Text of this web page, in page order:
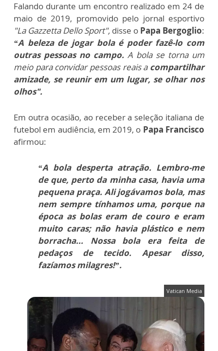
Falando durante um encontro realizado em 24 de
maio de 2019, promovido pelo jornal esportivo
"La Gazzetta Dello Sport", disse o Papa Bergoglio:
“A beleza de jogar bola é poder fazê-lo com
outras pessoas no campo. A bola se torna um
meio para convidar pessoas reais acompartilhar
amizade, se reunir em um lugar, se olhar nos
olhos".
Em outra ocasião, ao receber a seleção italiana de
futebol em audiência, em 2019, o Papa Francisco
afirmou:
“A bola desperta atração. Lembro-me
de que, perto da minha casa, havia uma
pequena praça. Ali jogávamos bola, mas
nem sempre tínhamos uma, porque na
época as bolas eram de couro e eram
muito caras; não havia plástico e nem
borracha... Nossa bola era feita de
pedaços de tecido. Apesar disso,
fazíamos milagres!”.
Vatican Media